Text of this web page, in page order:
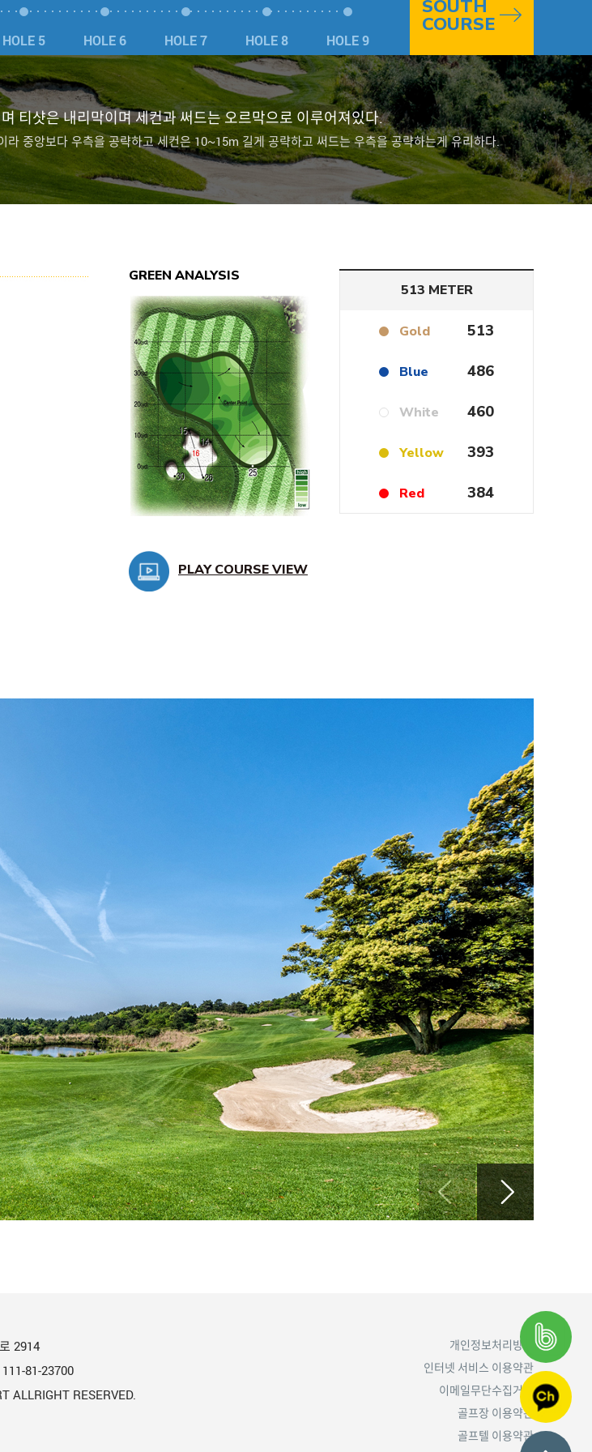
HOLE 5 HOLE 6 HOLE 7 HOLE 8 HOLE 9
SOUTH
COURSE
티샷은 내리막이며 세컨과 써드는 오르막으로 이루어져있다.
라 중앙보다 우측을 공략하고 세컨은 10~15m 길게 공략하고 써드는 우측을 공략하는게 유리하다.
GREEN ANALYSIS
513 METER
Gold 513
Blue 486
White 460
Yellow 393
Red 384
PLAY COURSE VIEW
2914
111-81-23700
ALLRIGHT RESERVED.
개인정보처리방침
인터넷 서비스 이용약관
이메일무단수집거부
골프장 이용약관
골프텔 이용약관